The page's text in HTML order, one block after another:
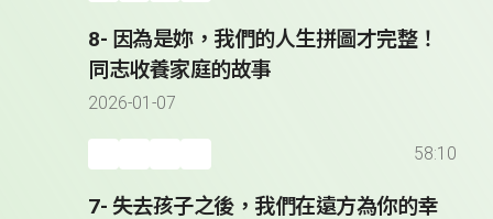
8- 因為是妳，我們的人生拼圖才完整！
同志收養家庭的故事
2026-01-07
58:10
7- 失去孩子之後，我們在遠方為你的幸